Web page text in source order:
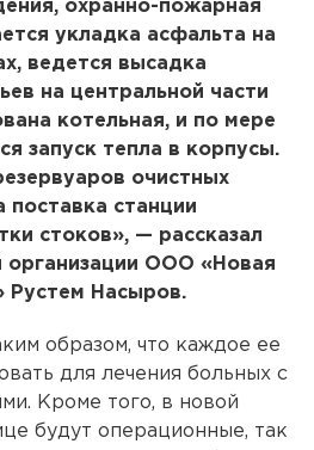
охранно-пожарная
укладка асфальта на
ведется высадка
на центральной части
котельная, и по мере
запуск тепла в корпусы.
очистных
станции
стоков», — рассказал
организации ООО «Новая
Рустем Насыров.
образом, что каждое ее
для лечения больных с
Кроме того, в новой
будут операционные, так